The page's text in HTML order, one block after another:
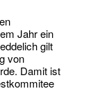
Jahr ein
gilt
von
Damit ist